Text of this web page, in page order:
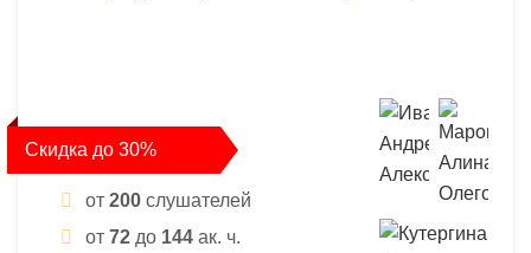
Скидка до 30%
от 200 слушателей
от 72 до 144 ак. ч.